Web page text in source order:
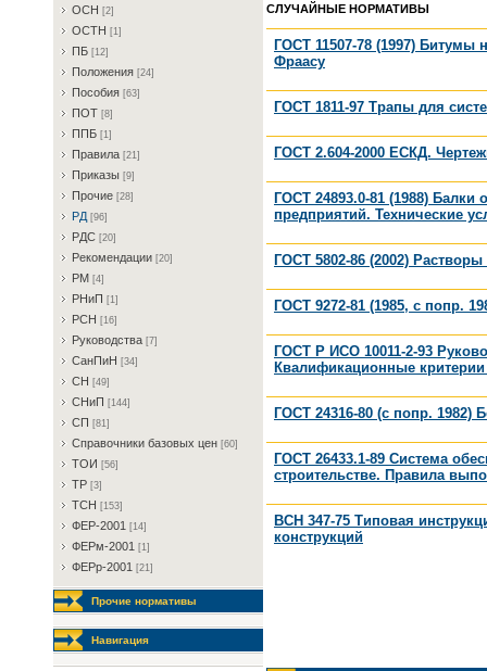
OCH [2]
OCTH [1]
ПБ [12]
Пoлoжeния [24]
Пocoбия [63]
ПOT [8]
ППБ [1]
Пpaвилa [21]
Пpикaзы [9]
Пpoчиe [28]
PД [96]
PДC [20]
Peкoмeндaции [20]
PM [4]
PHиП [1]
PCH [16]
Pукoвoдcтвa [7]
CaнПиH [34]
CH [49]
CHиП [144]
CП [81]
Cпpaвoчники бaзoвыx цeн [60]
TOИ [56]
TP [3]
TCH [153]
ФEP-2001 [14]
ФEPм-2001 [1]
ФEPp-2001 [21]
Прочие нормативы
Навигация
СЛУЧАЙНЫЕ НОРМАТИВЫ
ГОСТ 11507-78 (1997) Битумы
Фраасу
ГОСТ 1811-97 Трапы для
ГОСТ 2.604-2000 ЕСКД.
ГОСТ 24893.0-81 (1988)
предприятий. Технические
ГОСТ 5802-86 (2002)
ГОСТ 9272-81 (1985, с попр.
ГОСТ Р ИСО 10011-2-93
Квалификационные
ГОСТ 24316-80 (с попр. 1982)
ГОСТ 26433.1-89 Система
строительстве. Правила
ВСН 347-75 Типовая
конструкций